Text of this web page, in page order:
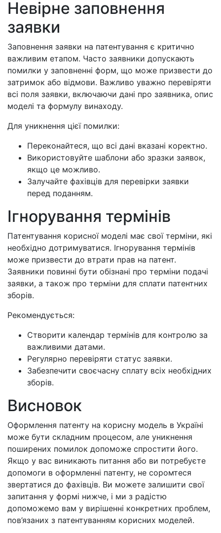
Невірне заповнення
заявки
Заповнення заявки на патентування є критично
важливим етапом. Часто заявники допускають
помилки у заповненні форм, що може призвести до
затримок або відмови. Важливо уважно перевіряти
всі поля заявки, включаючи дані про заявника, опис
моделі та формулу винаходу.
Для уникнення цієї помилки:
Переконайтеся, що всі дані вказані коректно.
Використовуйте шаблони або зразки заявок,
якщо це можливо.
Залучайте фахівців для перевірки заявки
перед поданням.
Ігнорування термінів
Патентування корисної моделі має свої терміни, які
необхідно дотримуватися. Ігнорування термінів
може призвести до втрати прав на патент.
Заявники повинні бути обізнані про терміни подачі
заявки, а також про терміни для сплати патентних
зборів.
Рекомендується:
Створити календар термінів для контролю за
важливими датами.
Регулярно перевіряти статус заявки.
Забезпечити своєчасну сплату всіх необхідних
зборів.
Висновок
Оформлення патенту на корисну модель в Україні
може бути складним процесом, але уникнення
поширених помилок допоможе спростити його.
Якщо у вас виникають питання або ви потребуєте
допомоги в оформленні патенту, не соромтеся
звертатися до фахівців. Ви можете залишити свої
запитання у формі нижче, і ми з радістю
допоможемо вам у вирішенні конкретних проблем,
пов’язаних з патентуванням корисних моделей.